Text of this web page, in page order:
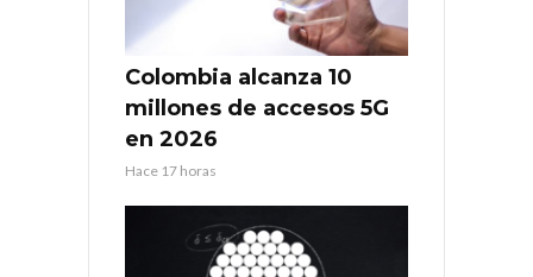
Colombia alcanza 10
millones de accesos 5G
en 2026
Hace 17 horas